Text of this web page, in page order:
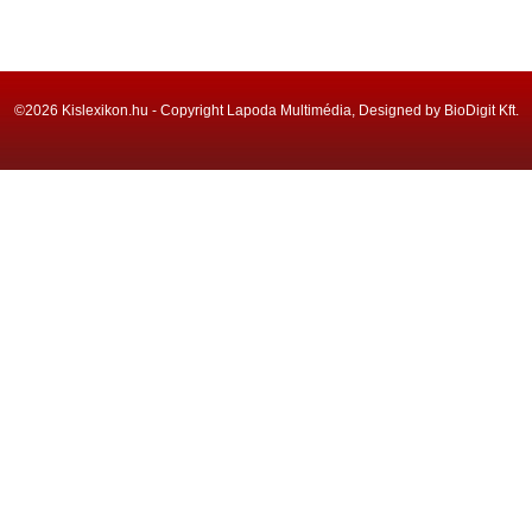
©2026 Kislexikon.hu - Copyright Lapoda Multimédia, Designed by BioDigit Kft.